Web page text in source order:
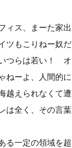
ィス、まーた家出
もこりねー奴だ
つらは若い！ オ
ねーよ、人間的に
越えられなくて遭
は全く、その言
る一定の領域を